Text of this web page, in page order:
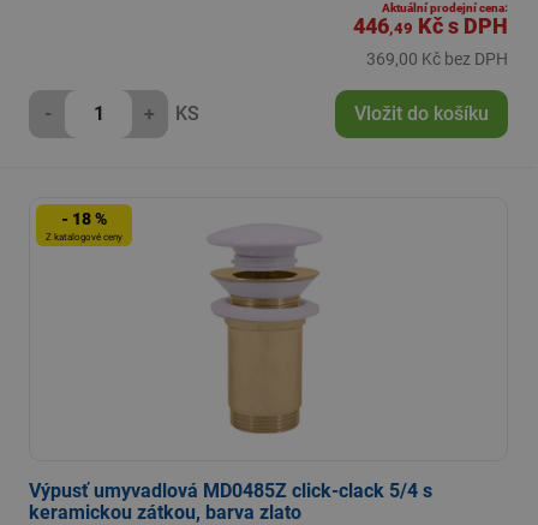
Aktuální prodejní cena:
446,49 Kčs DPH
369,00 Kč bez DPH
- + KS Vložit do košíku
- 18 %
Z katalogové ceny
Výpusť umyvadlová MD0485Z click-clack 5/4 s
keramickou zátkou, barva zlato